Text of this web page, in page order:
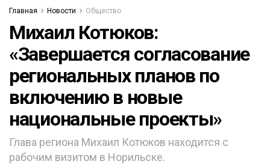
Главная Новости Общество
Михаил Котюков:
«Завершается согласование
региональных планов по
включению в новые
национальные проекты»
Глава региона Михаил Котюков находится с
рабочим визитом в Норильске.